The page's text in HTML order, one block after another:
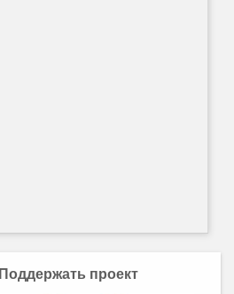
Поддержать проект